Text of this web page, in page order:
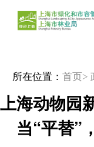
所在位置： 首页 >
上海动物园
当“平替”